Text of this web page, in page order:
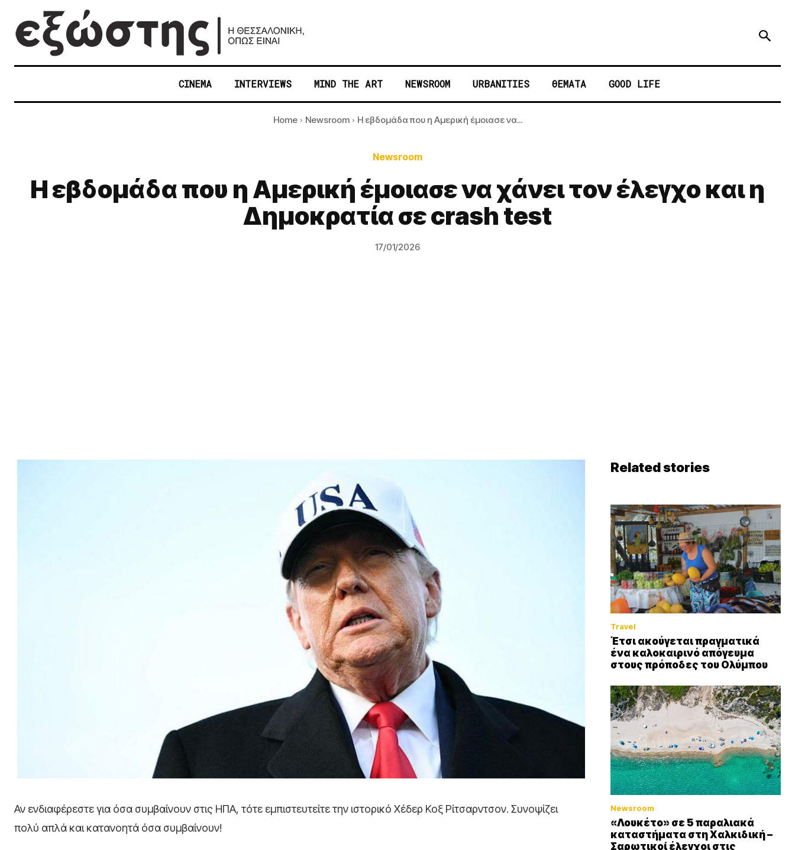
CINEMA INTERVIEWS MIND THE ART NEWSROOM URBANITIES ΘΕΜΑΤΑ GOOD LIFE
Home Newsroom Η εβδομάδα που η Αμερική έμοιασε να...
Newsroom
Η εβδομάδα που η Αμερική έμοιασε να χάνει τον έλεγχο και η
Δημοκρατία σε crash test
17/01/2026
Αν ενδιαφέρεστε για όσα συμβαίνουν στις ΗΠΑ, τότε εμπιστευτείτε την ιστορικό Χέδερ Κοξ Ρίτσαρντσον. Συνοψίζει
πολύ απλά και κατανοητά όσα συμβαίνουν!
Related stories
Travel
Έτσι ακούγεται πραγματικά
ένα καλοκαιρινό απόγευμα
στους πρόποδες του Ολύμπου
Newsroom
«Λουκέτο» σε 5 παραλιακά
καταστήματα στη Χαλκιδική –
Σαρωτικοί έλεγχοι στις